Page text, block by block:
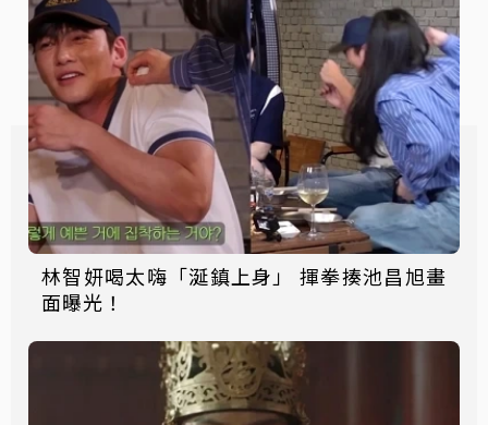
林智妍喝太嗨「涎鎮上身」 揮拳揍池昌旭畫
面曝光！